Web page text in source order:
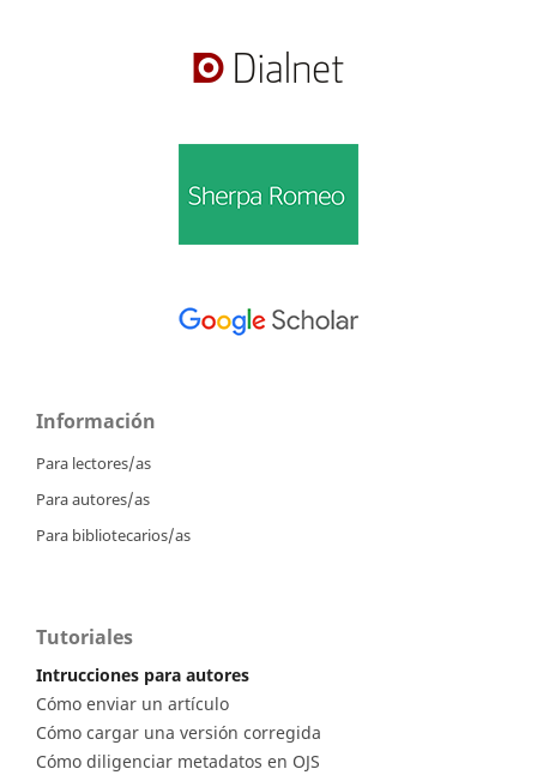
Información
Para lectores/as
Para autores/as
Para bibliotecarios/as
Tutoriales
Intrucciones para autores
Cómo enviar un artículo
Cómo cargar una versión corregida
Cómo diligenciar metadatos en OJS